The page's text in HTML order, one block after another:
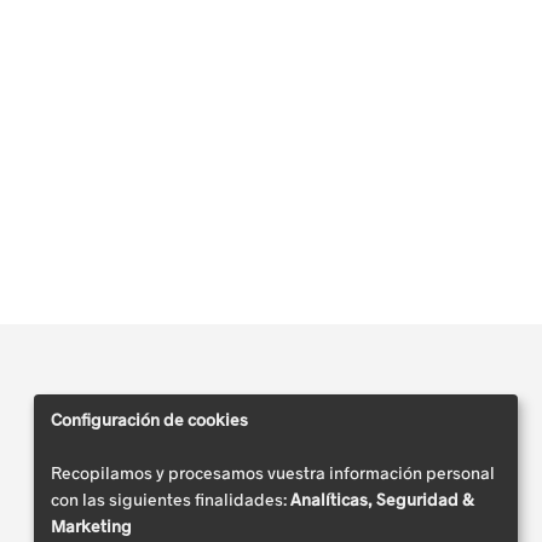
Configuración de cookies
Recopilamos y procesamos vuestra información personal
con las siguientes finalidades:Analíticas, Seguridad &
Marketing